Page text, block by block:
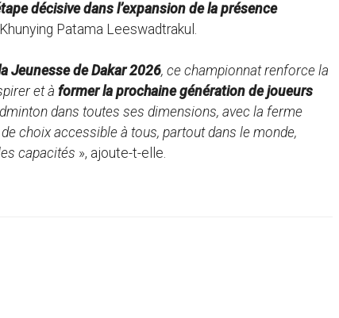
décisive dans l’expansion de la présence
Patama Leeswadtrakul.
Jeunesse de Dakar 2026, ce championnat renforce la
et à former la prochaine génération de joueurs
dans toutes ses dimensions, avec la ferme
choix accessible à tous, partout dans le monde,
capacités », ajoute-t-elle.